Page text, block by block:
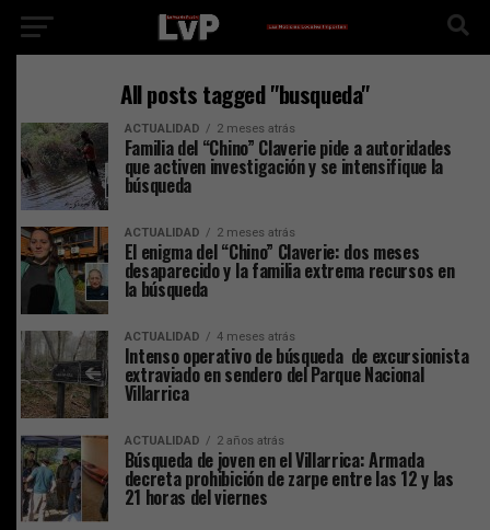
All posts tagged "busqueda"
ACTUALIDAD 2 meses atrás
Familia del “Chino” Claverie pide a autoridades
que activen investigación y se intensifique la
búsqueda
ACTUALIDAD 2 meses atrás
El enigma del “Chino” Claverie: dos meses
desaparecido y la familia extrema recursos en
la búsqueda
ACTUALIDAD 4 meses atrás
Intenso operativo de búsqueda de excursionista
extraviado en sendero del Parque Nacional
Villarrica
ACTUALIDAD 2 años atrás
Búsqueda de joven en el Villarrica: Armada
decreta prohibición de zarpe entre las 12 y las
21 horas del viernes